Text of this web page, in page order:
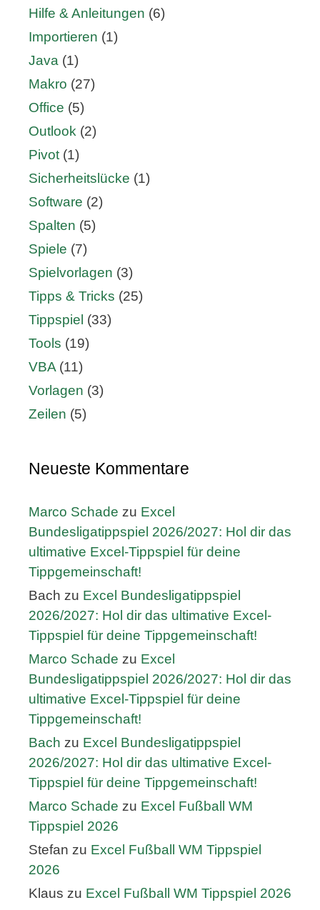
Hilfe & Anleitungen (6)
Importieren (1)
Java (1)
Makro (27)
Office (5)
Outlook (2)
Pivot (1)
Sicherheitslücke (1)
Software (2)
Spalten (5)
Spiele (7)
Spielvorlagen (3)
Tipps & Tricks (25)
Tippspiel (33)
Tools (19)
VBA (11)
Vorlagen (3)
Zeilen (5)
Neueste Kommentare
Marco Schade zu Excel
Bundesligatippspiel 2026/2027: Hol dir das
ultimative Excel-Tippspiel für deine
Tippgemeinschaft!
Bach zu Excel Bundesligatippspiel
2026/2027: Hol dir das ultimative Excel-
Tippspiel für deine Tippgemeinschaft!
Marco Schade zu Excel
Bundesligatippspiel 2026/2027: Hol dir das
ultimative Excel-Tippspiel für deine
Tippgemeinschaft!
Bach zu Excel Bundesligatippspiel
2026/2027: Hol dir das ultimative Excel-
Tippspiel für deine Tippgemeinschaft!
Marco Schade zu Excel Fußball WM
Tippspiel 2026
Stefan zu Excel Fußball WM Tippspiel
2026
Klaus zu Excel Fußball WM Tippspiel 2026